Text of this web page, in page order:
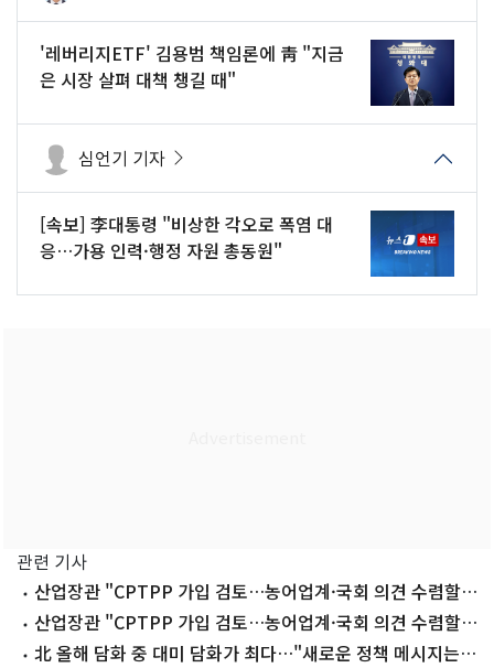
'레버리지ETF' 김용범 책임론에 靑 "지금
은 시장 살펴 대책 챙길 때"
심언기 기자
[속보] 李대통령 "비상한 각오로 폭염 대
응…가용 인력·행정 자원 총동원"
관련 기사
산업장관 "CPTPP 가입 검토…농어업계·국회 의견 수렴할
것"(종합)
산업장관 "CPTPP 가입 검토…농어업계·국회 의견 수렴할
것"北 올해 담화 중 대미 담화가 최다…"새로운 정책 메시지는